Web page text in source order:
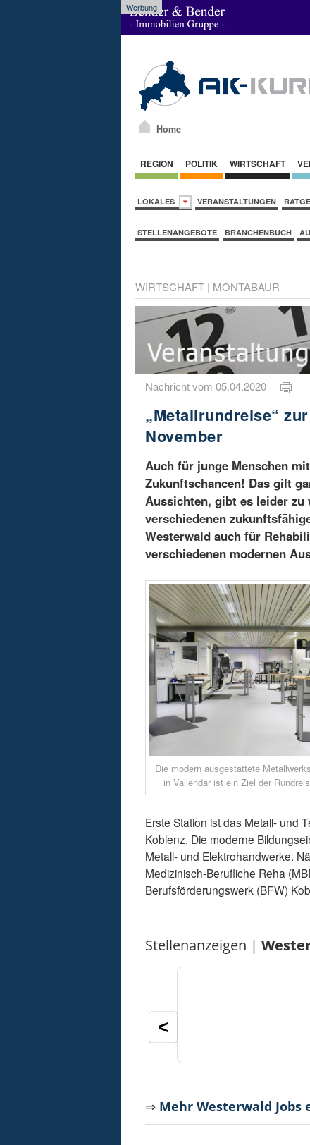
Werbung
Home
REGION POLITIK WIRTSCHAFT
LOKALES VERANSTALTUNGEN
STELLENANGEBOTE BRANCHENBUCH
WIRTSCHAFT | MONTABAUR
Nachricht vom 05.04.2020
„Metallrundreise“
November
Auch für junge Menschen
Zukunftschancen! Das gilt
Aussichten, gibt es leider
verschiedenen
Westerwald auch für
verschiedenen modernen
Die modern ausgestattete
in Vallendar ist ein Ziel der
Erste Station ist das Metall- und
Koblenz. Die moderne
Metall- und Elektrohandwerke.
Medizinisch-Berufliche Reha
Berufsförderungswerk (BFW)
Stellenanzeigen |
<
⇒ Mehr Westerwald Jobs